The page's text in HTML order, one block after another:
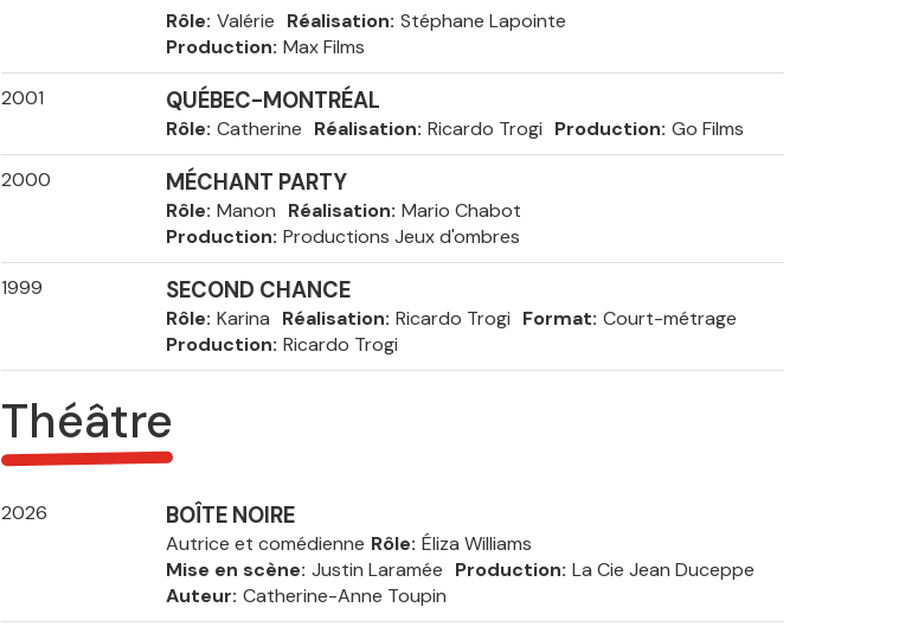
Rôle Valérie Réalisation Stéphane Lapointe
Production Max Films
2001 QUÉBEC-MONTRÉAL
Rôle Catherine Réalisation Ricardo Trogi Production Go Films
2000 MÉCHANT PARTY
Rôle Manon Réalisation Mario Chabot
Production Productions Jeux d'ombres
1999 SECOND CHANCE
Rôle Karina Réalisation Ricardo Trogi Format Court-métrage
Production Ricardo Trogi
Théâtre
2026 BOÎTE NOIRE
Autrice et comédienne Rôle Éliza Williams
Mise en scène Justin Laramée Production La Cie Jean Duceppe
Auteur Catherine-Anne Toupin